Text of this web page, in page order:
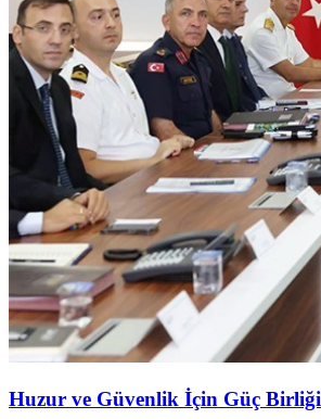
Huzur ve Güvenlik İçin Güç Birliği